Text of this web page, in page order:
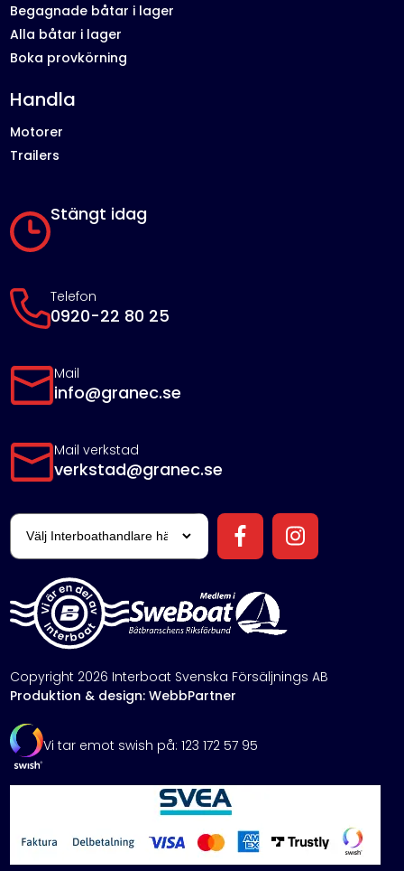
Stängt idag
Telefon
0920-22 80 25
Mail
info@granec.se
Mail verkstad
verkstad@granec.se
Begagnade båtar i lager
Alla båtar i lager
Boka provkörning
Handla
Motorer
Trailers
Copyright 2026 Interboat Svenska Försäljnings AB
Produktion & design: WebbPartner
Vi tar emot swish på: 123 172 57 95